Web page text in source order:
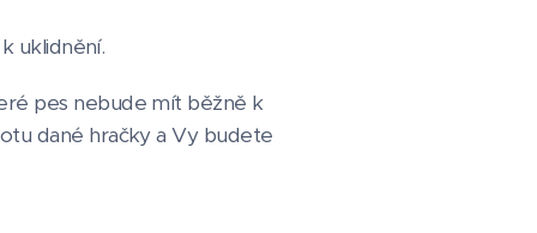
uklidnění.
pes nebude mít běžně k
dané hračky a Vy budete